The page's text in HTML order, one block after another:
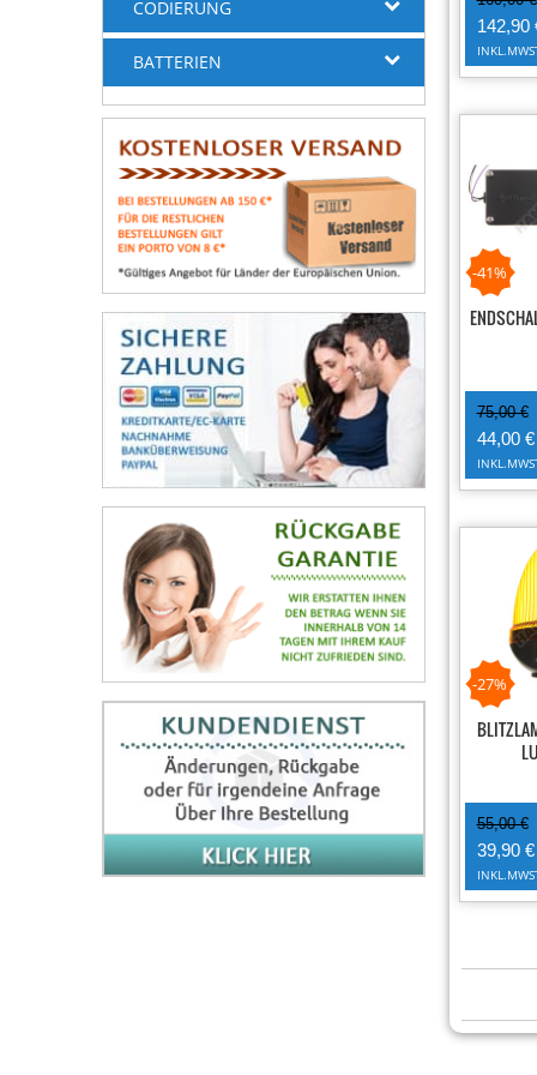
RIB Zubehör(1)
SEA Zubehör
SEAV Zubehör(5)
SOMFY Zubehör(21)
(1)
V2 Zubehör(15)
CODIERUNG
BATTERIEN
142,90
-41%
75,00 €
44,00 €
-27%
55,00 €
39,90 €